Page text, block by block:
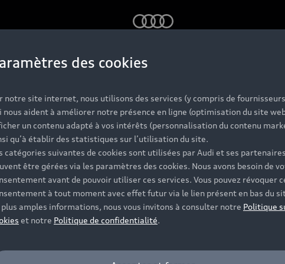
des cookies
notre site internet, nous utilisons des services (y compris de
nous aident à améliorer notre présence en ligne (optimisation du site
un contenu adapté à vos intérêts (personnalisation du contenu
qu’à établir des statistiques sur l’utilisation du site.
catégories suivantes de cookies sont utilisées par Audi et ses
être gérées via les paramètres des cookies. Nous avons besoin de
avant de pouvoir utiliser ces services. Vous pouvez révoquer
à tout moment avec effet futur via le lien présent en bas du
plus amples informations, nous vous invitons à consulter notre Politique
et notre Politique de confidentialité.
Headline
Subheadline!!